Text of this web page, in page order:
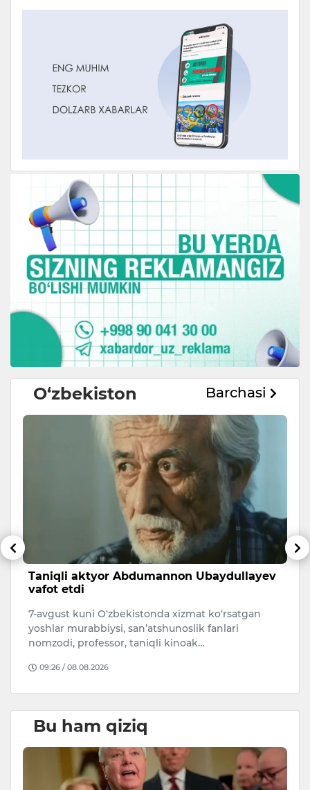
O‘zbekiston Barchasi
Taniqli aktyor Abdumannon Ubaydullayev
vafot etdi
7-avgust kuni O‘zbekistonda xizmat ko‘rsatgan
yoshlar murabbiysi, san’atshunoslik fanlari
nomzodi, professor, taniqli kinoak…
09:26 / 08.08.2026
Bu ham qiziq